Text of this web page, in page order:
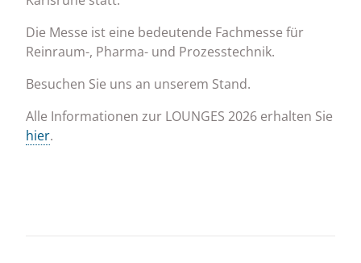
Die Messe ist eine bedeutende Fachmesse für
Reinraum-, Pharma- und Prozesstechnik.
Besuchen Sie uns an unserem Stand.
Alle Informationen zur LOUNGES 2026 erhalten Sie
hier.